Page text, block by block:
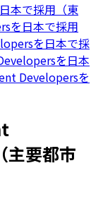
本で採用（東
を日本で採用
を日本で採
を日本
Developersを
要都市